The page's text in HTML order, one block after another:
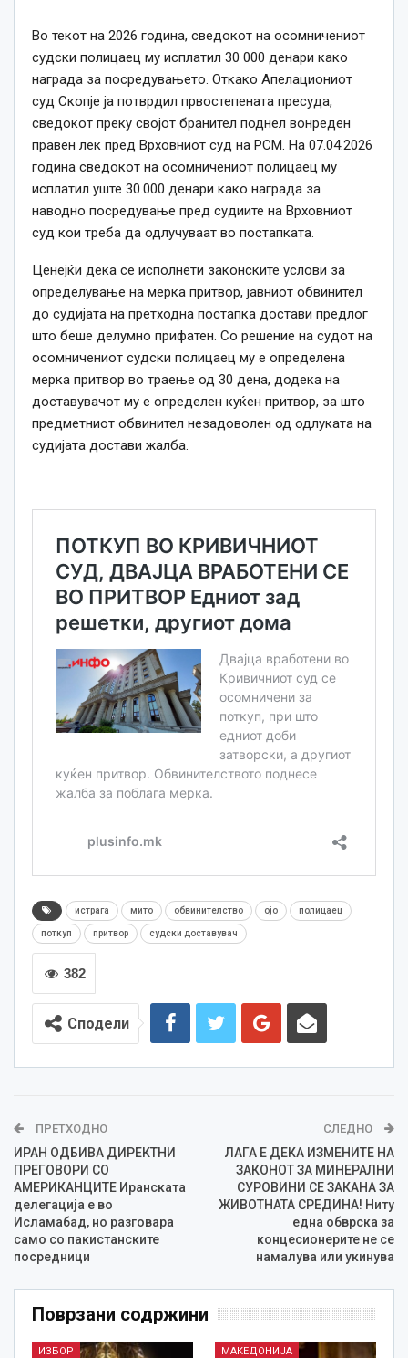
Во текот на 2026 година, сведокот на осомничениот
судски полицаец му исплатил 30 000 денари како
награда за посредувањето. Откако Апелациониот
суд Скопје ја потврдил првостепената пресуда,
сведокот преку својот бранител поднел вонреден
правен лек пред Врховниот суд на РСМ. На 07.04.2026
година сведокот на осомничениот полицаец му
исплатил уште 30.000 денари како награда за
наводно посредување пред судиите на Врховниот
суд кои треба да одлучуваат во постапката.
Ценејќи дека се исполнети законските услови за
определување на мерка притвор, јавниот обвинител
до судијата на претходна постапка достави предлог
што беше делумно прифатен. Со решение на судот на
осомничениот судски полицаец му е определена
мерка притвор во траење од 30 дена, додека на
доставувачот му е определен куќен притвор, за што
предметниот обвинител незадоволен од одлуката на
судијата достави жалба.
истрага мито обвинителство ојо полицаец
поткуп притвор судски доставувач
382
Сподели
ПРЕТХОДНО
ИРАН ОДБИВА ДИРЕКТНИ
ПРЕГОВОРИ СО
АМЕРИКАНЦИТЕ Иранската
делегација е во
Исламабад, но разговара
само со пакистанските
посредници
СЛЕДНО
ЛАГА Е ДЕКА ИЗМЕНИТЕ НА
ЗАКОНОТ ЗА МИНЕРАЛНИ
СУРОВИНИ СЕ ЗАКАНА ЗА
ЖИВОТНАТА СРЕДИНА! Ниту
една обврска за
концесионерите не се
намалува или укинува
Поврзани содржини
ИЗБОР МАКЕДОНИЈА